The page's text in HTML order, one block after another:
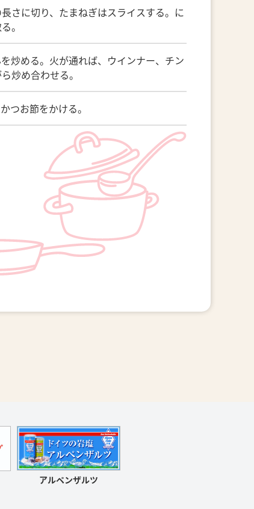
さに切り、たまねぎはスライスする。に
。
炒める。火が通れば、ウインナー、チン
炒め合わせる。
つお節をかける。
アルペンザルツ